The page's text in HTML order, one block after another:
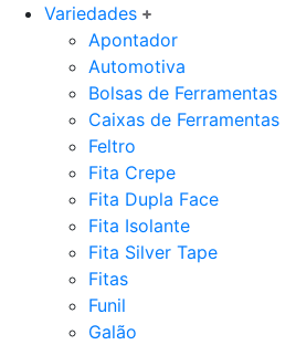
Variedades
Apontador
Automotiva
Bolsas de Ferramentas
Caixas de Ferramentas
Feltro
Fita Crepe
Fita Dupla Face
Fita Isolante
Fita Silver Tape
Fitas
Funil
Galão